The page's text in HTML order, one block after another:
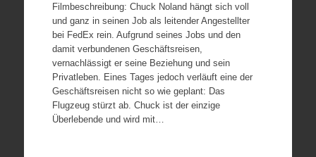
Filmbeschreibung: Chuck Noland hängt sich voll
und ganz in seinen Job als leitender Angestellter
bei FedEx rein. Aufgrund seines Jobs und den
damit verbundenen Geschäftsreisen,
vernachlässigt er seine Beziehung und sein
Privatleben. Eines Tages jedoch verläuft eine der
Geschäftsreisen nicht so wie geplant: Das
Flugzeug stürzt ab. Chuck ist der einzige
Überlebende und wird mit…